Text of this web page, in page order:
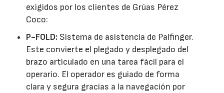
exigidos por los clientes de Grúas Pérez
Coco:
P-FOLD: Sistema de asistencia de Palfinger.
Este convierte el plegado y desplegado del
brazo articulado en una tarea fácil para el
operario. El operador es guiado de forma
clara y segura gracias a la navegación por